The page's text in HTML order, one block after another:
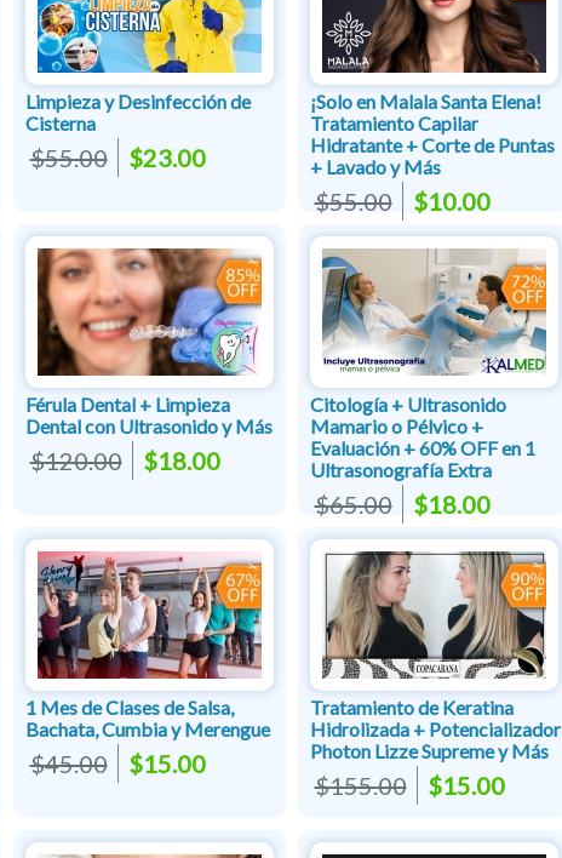
Limpieza y Desinfección de
Cisterna
$55.00 $23.00
¡Solo en Malala Santa Elena!
Tratamiento Capilar
Hidratante + Corte de Puntas
+ Lavado y Más
$55.00 $10.00
Férula Dental + Limpieza
Dental con Ultrasonido y Más
$120.00 $18.00
Citología + Ultrasonido
Mamario o Pélvico +
Evaluación + 60% OFF en 1
Ultrasonografía Extra
$65.00 $18.00
1 Mes de Clases de Salsa,
Bachata, Cumbia y Merengue
$45.00 $15.00
Tratamiento de Keratina
Hidrolizada + Potencializador
Photon Lizze Supreme y Más
$155.00 $15.00